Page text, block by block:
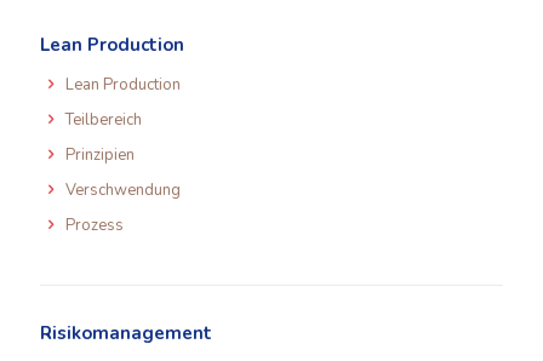
Lean Production
Lean Production
Teilbereich
Prinzipien
Verschwendung
Prozess
Risikomanagement